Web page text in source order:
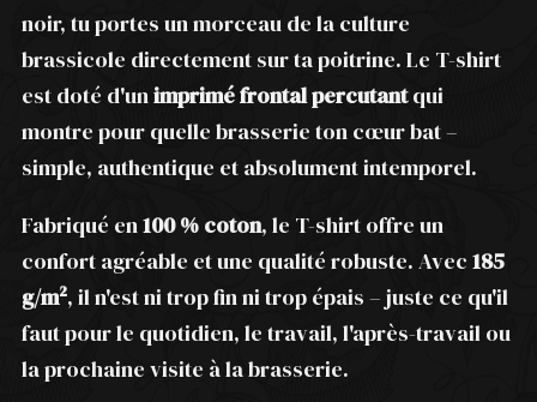
noir, tu portes un morceau de la culture
brassicole directement sur ta poitrine. Le T-shirt
est doté d'unimprimé frontal percutantqui
montre pour quelle brasserie ton cœur bat –
simple, authentique et absolument intemporel.
Fabriqué en100 % coton, le T-shirt offre un
confort agréable et une qualité robuste. Avec 185
g/m², il n'est ni trop fin ni trop épais – juste ce qu'il
faut pour le quotidien, le travail, l'après-travail ou
la prochaine visite à la brasserie.